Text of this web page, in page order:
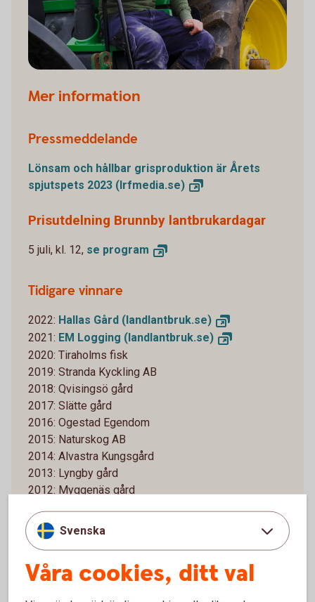
Mer information
Pressmeddelande
Lönsam och hållbar grisproduktion är Årets
spjutspets 2023 (lrfmedia.se)
Prisutdelning Brunnby lantbrukardagar
5 juli, kl. 12, se program
Tidigare vinnare
2022: Hallas Gård (landlantbruk.se)
2021: EM Logging (landlantbruk.se)
2020: Tiraholms fisk
2019: Stranda Kyckling AB
2018: Qvisingsö gård
2017: Slätte gård
2016: Ogestad Egendom
2015: Naturskog AB
2014: Alvastra Kungsgård
2013: Lyngby gård
2012: Myggenäs gård
Om Årets spjutspets
Svenska
Våra cookies, ditt val